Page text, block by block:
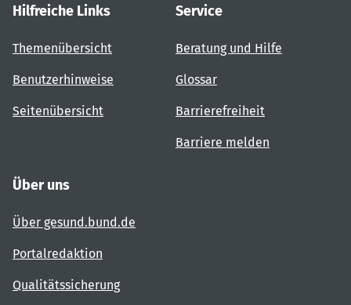
Hilfreiche Links
Themenübersicht
Benutzerhinweise
Seitenübersicht
Service
Beratung und Hilfe
Glossar
Barrierefreiheit
Barriere melden
Über uns
Über gesund.bund.de
Portalredaktion
Qualitätssicherung